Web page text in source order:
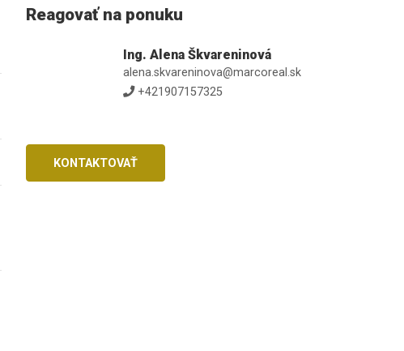
Reagovať na ponuku
Ing. Alena Škvareninová
alena.skvareninova@marcoreal.sk
+421907157325
KONTAKTOVAŤ